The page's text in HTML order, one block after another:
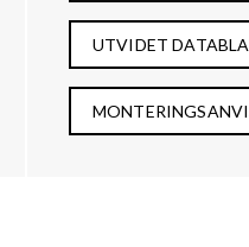
UTVIDET